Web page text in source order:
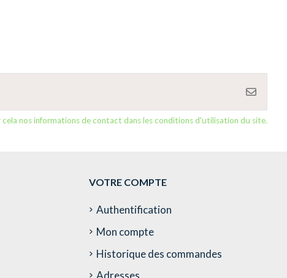
nos informations de contact dans les conditions d'utilisation du site.
VOTRE COMPTE
Authentification
Mon compte
Historique des commandes